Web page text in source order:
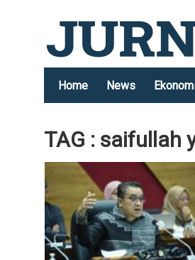
Home News
TAG : saifullah